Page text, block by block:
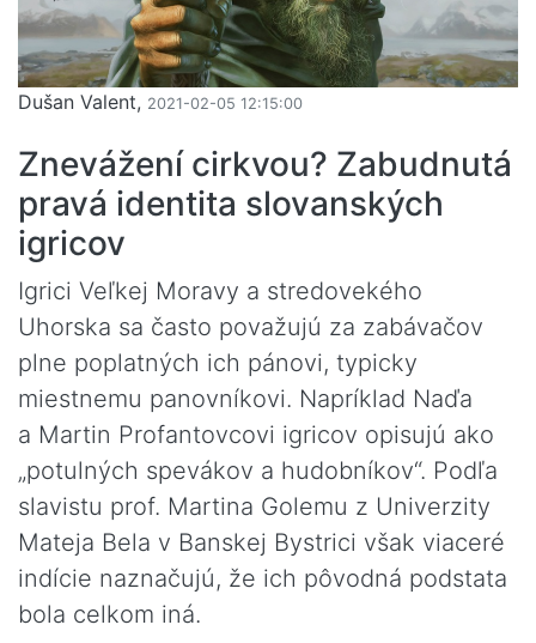
Dušan Valent, 2021-02-05 12:15:00
Znevážení cirkvou? Zabudnutá
pravá identita slovanských
igricov
Igrici Veľkej Moravy a stredovekého
Uhorska sa často považujú za zabávačov
plne poplatných ich pánovi, typicky
miestnemu panovníkovi. Napríklad Naďa
a Martin Profantovcovi igricov opisujú ako
„potulných spevákov a hudobníkov“. Podľa
slavistu prof. Martina Golemu z Univerzity
Mateja Bela v Banskej Bystrici však viaceré
indície naznačujú, že ich pôvodná podstata
bola celkom iná.